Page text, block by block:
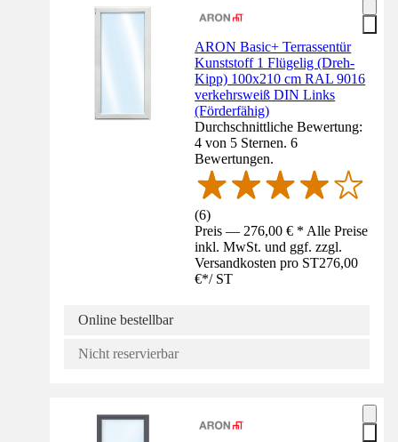
ARON Basic+ Terrassentür
Kunststoff 1 Flügelig (Dreh-
Kipp) 100x210 cm RAL 9016
verkehrsweiß DIN Links
(Förderfähig)
Durchschnittliche Bewertung:
4 von 5 Sternen. 6
Bewertungen.
(6)
Preis — 276,00 € * Alle Preise
inkl. MwSt. und ggf. zzgl.
Versandkosten pro ST276,00
€*/ ST
Online bestellbar
Nicht reservierbar